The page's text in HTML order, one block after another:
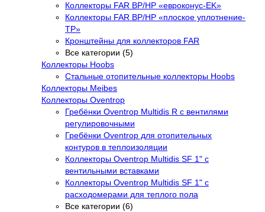
Коллекторы FAR ВР/НР «евроконус-EK»
Коллекторы FAR ВР/НР «плоское уплотнение-
TP»
Кронштейны для коллекторов FAR
Все категории (5)
Коллекторы Hoobs
Стальные отопительные коллекторы Hoobs
Коллекторы Meibes
Коллекторы Oventrop
Гребёнки Oventrop Multidis R с вентилями
регулировочными
Гребёнки Oventrop для отопительных
контуров в теплоизоляции
Коллекторы Oventrop Multidis SF 1" с
вентильными вставками
Коллекторы Oventrop Multidis SF 1" с
расходомерами для теплого пола
Все категории (6)